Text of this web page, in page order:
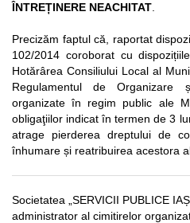
ÎNTREȚINERE NEACHITAT
Precizăm faptul că, raportat
102/2014 coroborat cu
Hotărârea Consiliului Local al
Regulamentul de Organizare
organizate în regim public ale
obligaţiilor indicat în termen de 3
atrage pierderea dreptului de
înhumare și reatribuirea acestora
Societatea „SERVICII PUBLICE
administrator al cimitirelor